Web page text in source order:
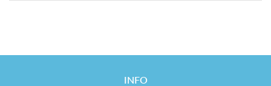
INFO